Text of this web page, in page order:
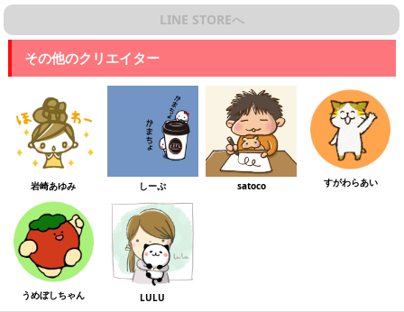
LINE STOREへ
その他のクリエイター
岩崎あゆみ しーぷ satoco すがわらあい
うめぼしちゃん LULU